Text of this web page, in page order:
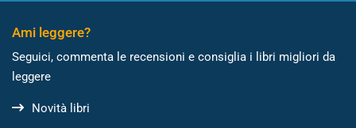
Ami leggere?
Seguici, commenta le recensioni e consiglia i libri migliori da
leggere
Novità libri